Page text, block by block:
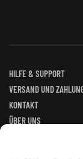
HILFE & SUPPORT
VERSAND UND
KONTAKT
ÜBER UNS